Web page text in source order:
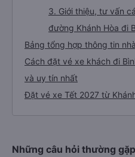
3. Giới thiệu, tư vấn
đường Khánh Hòa đi
Bảng tổng hợp thông tin
Cách đặt vé xe khách đi
và uy tín nhất
Đặt vé xe Tết 2027 từ
Những câu hỏi thường